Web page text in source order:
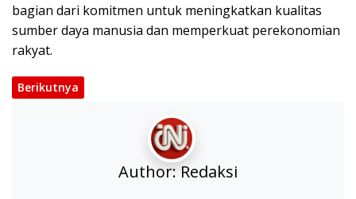
bagian dari komitmen untuk meningkatkan kualitas
sumber daya manusia dan memperkuat perekonomian
rakyat.
Berikutnya
Author:Redaksi